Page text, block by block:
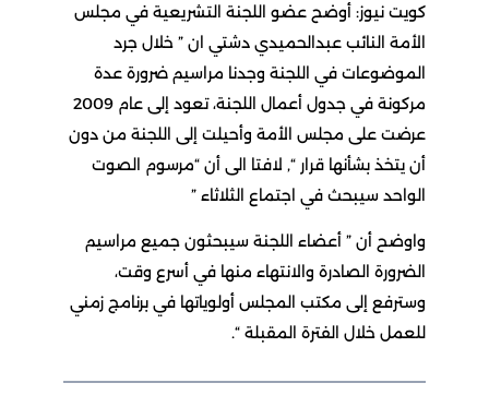
نيوز: أوضح عضو اللجنة التشريعية في مجلس
النائب عبدالحميدي دشتي ان ” خلال جرد
في اللجنة وجدنا مراسيم ضرورة عدة
مركونة في جدول أعمال اللجنة، تعود إلى عام 2009
على مجلس الأمة وأحيلت إلى اللجنة من دون
بشأنها قرار “, لافتا الى أن “مرسوم الصوت
سيبحث في اجتماع الثلاثاء ”
أن ” أعضاء اللجنة سيبحثون جميع مراسيم
الصادرة والانتهاء منها في أسرع وقت،
إلى مكتب المجلس أولوياتها في برنامج زمني
خلال الفترة المقبلة “.